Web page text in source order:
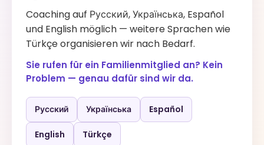
Coaching auf Русский, Українська, Español
und English möglich — weitere Sprachen wie
Türkçe organisieren wir nach Bedarf.
Sie rufen für ein Familienmitglied an? Kein
Problem — genau dafür sind wir da.
Русский Українська Español
English Türkçe